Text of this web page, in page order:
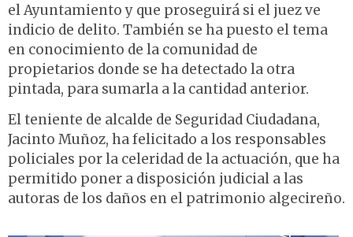
el Ayuntamiento y que proseguirá si el juez ve
indicio de delito. También se ha puesto el tema
en conocimiento de la comunidad de
propietarios donde se ha detectado la otra
pintada, para sumarla a la cantidad anterior.
El teniente de alcalde de Seguridad Ciudadana,
Jacinto Muñoz, ha felicitado a los responsables
policiales por la celeridad de la actuación, que ha
permitido poner a disposición judicial a las
autoras de los daños en el patrimonio algecireño.